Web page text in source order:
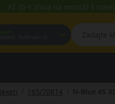
Až 35 € zľava na montáž k
Nexen 165/70R14